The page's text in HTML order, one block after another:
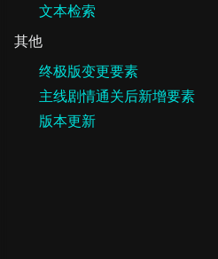
文本检索
其他
终极版变更要素
主线剧情通关后新增要素
版本更新